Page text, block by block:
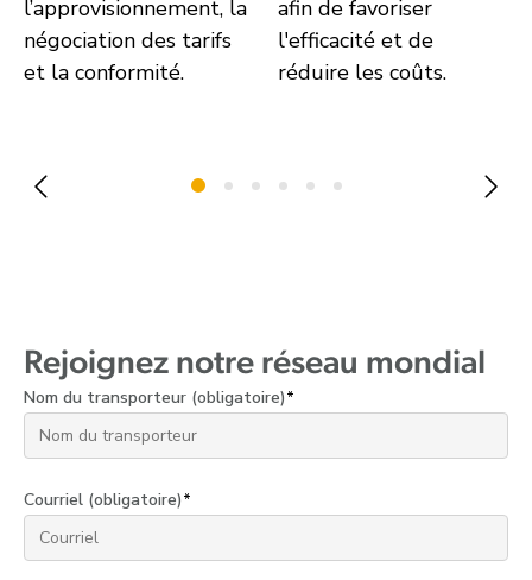
l’approvisionnement, la
négociation des tarifs
et la conformité.
afin de favoriser
l'efficacité et de
réduire les coûts.
Rejoignez notre réseau mondial
Nom du transporteur (obligatoire)*
Courriel (obligatoire)*